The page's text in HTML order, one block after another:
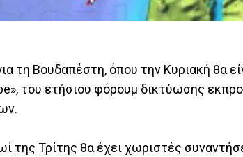
τη Βουδαπέστη, όπου την Κυριακή θα
του ετήσιου φόρουμ δικτύωσης
της Τρίτης θα έχει χωριστές